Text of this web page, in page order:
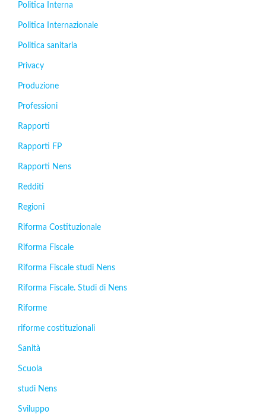
Politica Interna
Politica Internazionale
Politica sanitaria
Privacy
Produzione
Professioni
Rapporti
Rapporti FP
Rapporti Nens
Redditi
Regioni
Riforma Costituzionale
Riforma Fiscale
Riforma Fiscale studi Nens
Riforma Fiscale. Studi di Nens
Riforme
riforme costituzionali
Sanità
Scuola
studi Nens
Sviluppo